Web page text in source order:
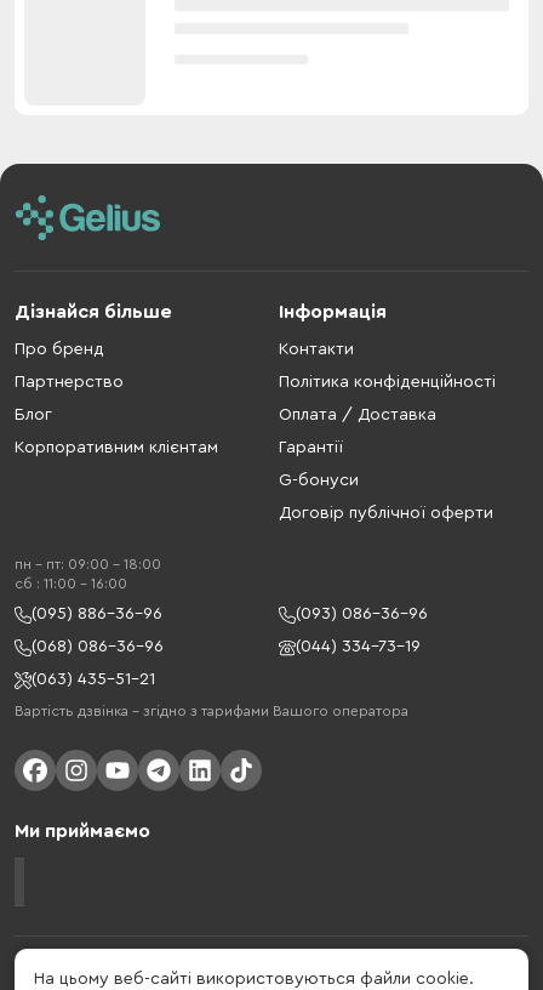
Дізнайся більше
Про бренд
Партнерство
Блог
Корпоративним клієнтам
Інформація
Контакти
Політика конфіденційності
Оплата / Доставка
Гарантії
G-бонуси
Договір публічної оферти
пн - пт: 09:00 - 18:00
cб : 11:00 - 16:00
(095) 886-36-96
(093) 086-36-96
(068) 086-36-96
(044) 334-73-19
(063) 435-51-21
Вартість дзвінка – згідно з тарифами Вашого оператора
Ми приймаємо
Gelius - український бренд, який активно розвивається у сфері смарт
На цьому веб-сайті використовуються файли cookie.